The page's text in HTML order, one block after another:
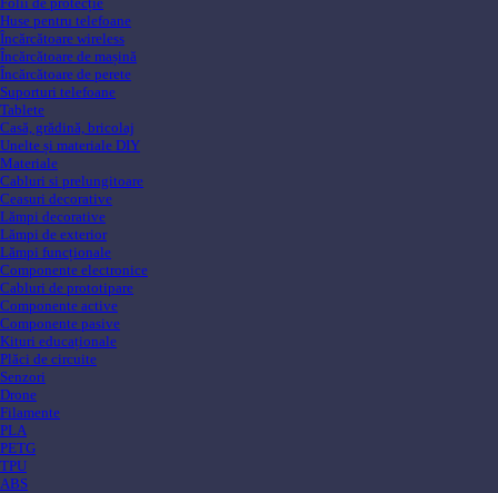
Huse pentru telefoane
Încărcătoare wireless
Încărcătoare de mașină
Încărcătoare de perete
Suporturi telefoane
Tablete
Casă, grădină, bricolaj
Unelte și materiale DIY
Materiale
Cabluri si prelungitoare
Ceasuri decorative
Lămpi decorative
Lămpi de exterior
Lămpi funcționale
Componente electronice
Cabluri de prototipare
Componente active
Componente pasive
Kituri educaționale
Plăci de circuite
Senzori
Drone
Filamente
PLA
PETG
TPU
ABS